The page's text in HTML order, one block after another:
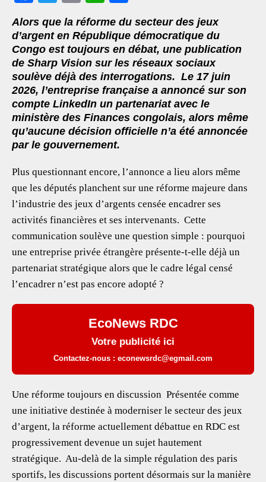
eb
oo
k
wi
tt
er
m
ai
l
at
s
A
p
p
ar
e
Alors que la réforme du secteur des jeux
d’argent en République démocratique du
Congo est toujours en débat, une publication
de Sharp Vision sur les réseaux sociaux
soulève déjà des interrogations. Le 17 juin
2026, l’entreprise française a annoncé sur son
compte LinkedIn un partenariat avec le
ministère des Finances congolais, alors même
qu’aucune décision officielle n’a été annoncée
par le gouvernement.
Plus questionnant encore, l’annonce a lieu alors même
que les députés planchent sur une réforme majeure dans
l’industrie des jeux d’argents censée encadrer ses
activités financières et ses intervenants. Cette
communication soulève une question simple : pourquoi
une entreprise privée étrangère présente-t-elle déjà un
partenariat stratégique alors que le cadre légal censé
l’encadrer n’est pas encore adopté ?
EcoNews RDC
Votre publicité ici
Contactez-nous : econewsrdc@egmail.com
Une réforme toujours en discussion Présentée comme
une initiative destinée à moderniser le secteur des jeux
d’argent, la réforme actuellement débattue en RDC est
progressivement devenue un sujet hautement
stratégique. Au-delà de la simple régulation des paris
sportifs, les discussions portent désormais sur la manière